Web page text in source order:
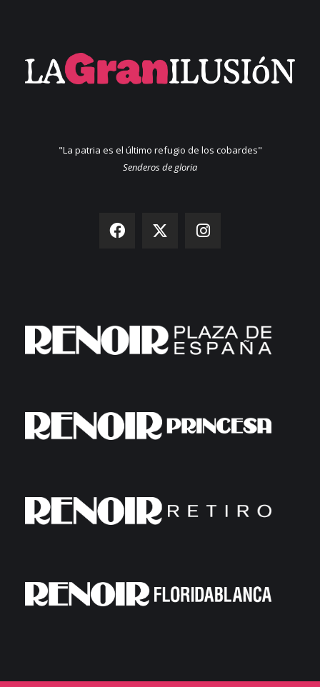
"La patria es el último refugio de los cobardes"
Senderos de gloria